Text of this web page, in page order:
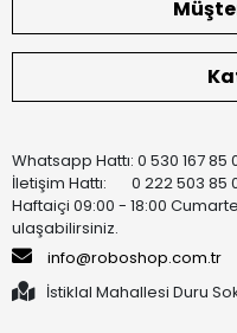
Whatsapp Hattı: 0 530 167 85
İletişim Hattı: 0 222 503 85
Haftaiçi 09:00 - 18:00
ulaşabilirsiniz.
info@roboshop.com.tr
İstiklal Mahallesi Duru